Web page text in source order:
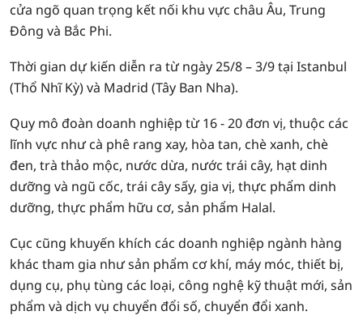
cửa ngõ quan trọng kết nối khu vực châu Âu, Trung
Đông và Bắc Phi.
Thời gian dự kiến diễn ra từ ngày 25/8 – 3/9 tại Istanbul
(Thổ Nhĩ Kỳ) và Madrid (Tây Ban Nha).
Quy mô đoàn doanh nghiệp từ 16 - 20 đơn vị, thuộc các
lĩnh vực như cà phê rang xay, hòa tan, chè xanh, chè
đen, trà thảo mộc, nước dừa, nước trái cây, hạt dinh
dưỡng và ngũ cốc, trái cây sấy, gia vị, thực phẩm dinh
dưỡng, thực phẩm hữu cơ, sản phẩm Halal.
Cục cũng khuyến khích các doanh nghiệp ngành hàng
khác tham gia như sản phẩm cơ khí, máy móc, thiết bị,
dụng cụ, phụ tùng các loại, công nghệ kỹ thuật mới, sản
phẩm và dịch vụ chuyển đổi số, chuyển đổi xanh.